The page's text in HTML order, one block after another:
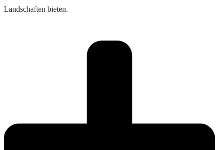
Landschaften bieten.